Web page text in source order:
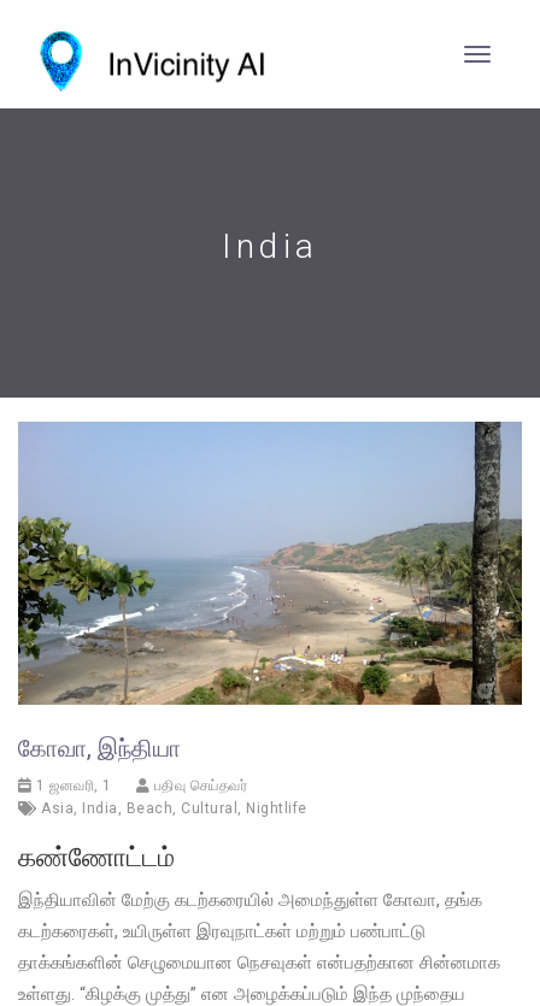
India
கோவா, இந்தியா
1 ஜனவரி, 1
பதிவு செய்தவர்
Asia
India Beach Cultural Nightlife
கண்ணோட்டம்
இந்தியாவின் மேற்கு கடற்கரையில் அமைந்துள்ள கோவா, தங்க
கடற்கரைகள், உயிருள்ள இரவுநாட்கள் மற்றும் பண்பாட்டு
தாக்கங்களின் செழுமையான நெசவுகள் என்பதற்கான சின்னமாக
உள்ளது. “கிழக்கு முத்து” என அழைக்கப்படும் இந்த முந்தைய